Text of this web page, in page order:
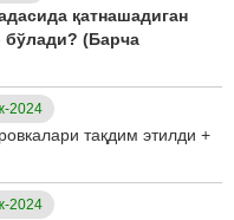
қатнашадиган
(Барча
2024
тақдим этилди +
2024